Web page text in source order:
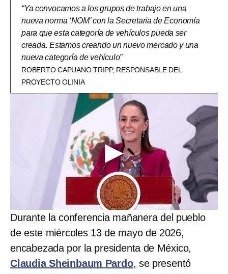
“Ya convocamos a los grupos de trabajo en una
nueva norma ‘NOM’ con la Secretaría de Economía
para que esta categoría de vehículos pueda ser
creada. Estamos creando un nuevo mercado y una
nueva categoría de vehículo”
ROBERTO CAPUANO TRIPP, RESPONSABLE DEL
PROYECTO OLINIA
Durante la conferencia mañanera del pueblo
de este miércoles 13 de mayo de 2026,
encabezada por la presidenta de México,
Claudia Sheinbaum Pardo, se presentó